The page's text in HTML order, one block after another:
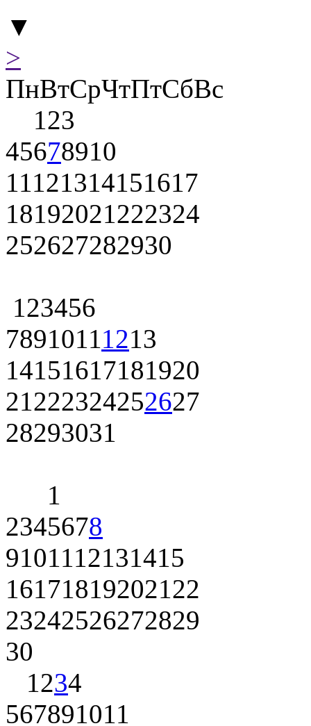
▼
>
ПнВтСрЧтПтСбВс
123
45678910
11121314151617
18192021222324
252627282930
123456
78910111213
14151617181920
21222324252627
28293031
1
2345678
9101112131415
16171819202122
23242526272829
30
1234
567891011